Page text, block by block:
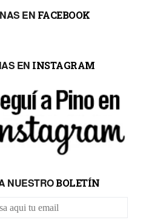
EN FACEBOOK
EN INSTAGRAM
NUESTROBOLETÍN